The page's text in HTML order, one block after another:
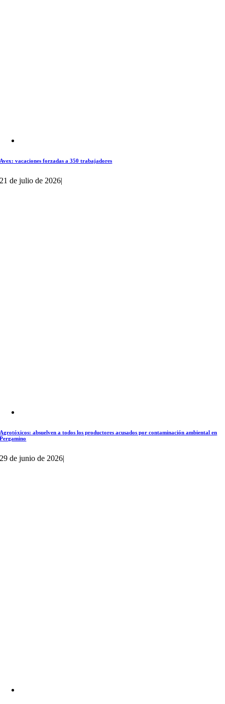
Avex: vacaciones forzadas a 350 trabajadores
21 de julio de 2026|
Agrotóxicos: absuelven a todos los productores acusados por contaminación ambiental en
Pergamino
29 de junio de 2026|